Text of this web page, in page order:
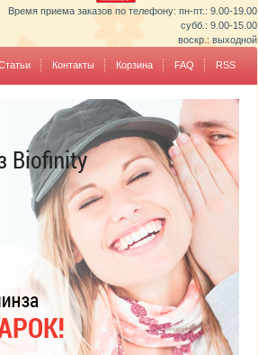
Время приема заказов по телефону: пн-пт.: 9.00-19.00
субб.: 9.00-15.00
воскр.: выходной
Контакты Корзина FAQ RSS